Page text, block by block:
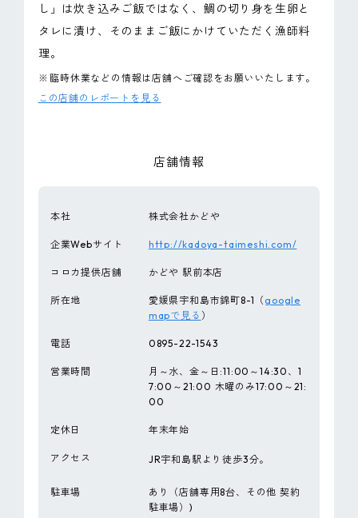
し」は炊き込みご飯ではなく、鯛の切り身を生卵と
タレに漬け、そのままご飯にかけていただく漁師料
理。
※ 臨時休業などの情報は店舗へご確認をお願いいたします。
この店舗のレポートを見る
店舗情報
本社 株式会社かどや
企業Webサイト http://kadoya-taimeshi.com/
コロカ提供店舗 かどや 駅前本店
所在地 愛媛県宇和島市錦町8-1（ google
mapで見る ）
電話 0895-22-1543
営業時間
月～水、金～日:11:00～14:30、1
7:00～21:00 木曜のみ17:00～21:
00
定休日 年末年始
アクセス JR宇和島駅より徒歩3分。
駐車場
あり（店舗専用8台、その他 契約
駐車場）)